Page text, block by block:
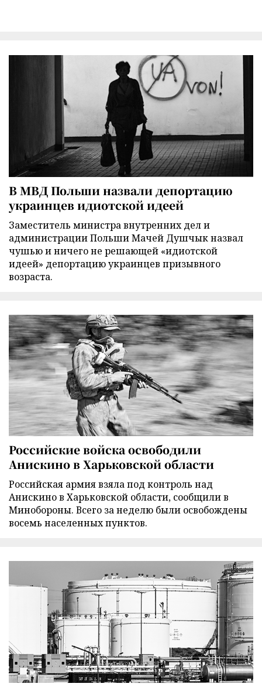
В МВД Польши назвали депортацию
украинцев идиотской идеей
Заместитель министра внутренних дел и
администрации Польши Мачей Душчык назвал
чушью и ничего не решающей «идиотской
идеей» депортацию украинцев призывного
возраста.
Российские войска освободили
Анискино в Харьковской области
Российская армия взяла под контроль над
Анискино в Харьковской области, сообщили в
Минобороны. Всего за неделю были освобождены
восемь населенных пунктов.